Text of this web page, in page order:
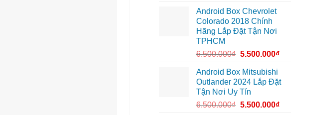
hơn
XL7
Quận
mọi
Android Box Chevrolet
Colorado 2018 Chính
Hãng Lắp Đặt Tận Nơi
TPHCM
6.500.000₫ 5.500.000₫
Android Box Mitsubishi
Outlander 2024 Lắp Đặt
Tận Nơi Uy Tín
6.500.000₫ 5.500.000₫